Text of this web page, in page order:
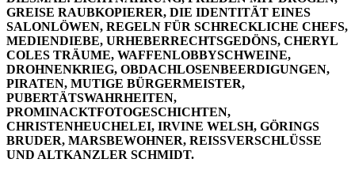
GREISE RAUBKOPIERER, DIE IDENTITÄT EINES
SALONLÖWEN, REGELN FÜR SCHRECKLICHE CHEFS,
MEDIENDIEBE, URHEBERRECHTSGEDÖNS, CHERYL
COLES TRÄUME, WAFFENLOBBYSCHWEINE,
DROHNENKRIEG, OBDACHLOSENBEERDIGUNGEN,
PIRATEN, MUTIGE BÜRGERMEISTER,
PUBERTÄTSWAHRHEITEN,
PROMINACKTFOTOGESCHICHTEN,
CHRISTENHEUCHELEI, IRVINE WELSH, GÖRINGS
BRUDER, MARSBEWOHNER, REISSVERSCHLÜSSE U
ND ALTKANZLER SCHMIDT.